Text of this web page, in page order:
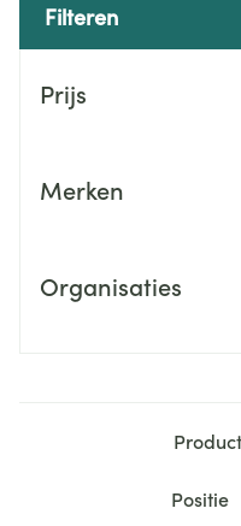
Filteren
Prijs
Merken
Organisaties
Sorteer